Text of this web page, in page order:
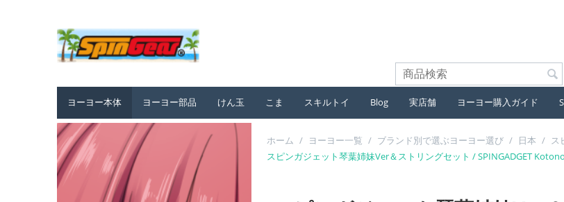
ヨーヨー本体 ヨーヨー部品 けん玉 こま スキルトイ Blog 実店舗 ヨーヨー購入ガイド
ホーム / ヨーヨー一覧 / ブランド別で選ぶヨーヨー選び / 日本 / ス
スピンガジェット琴葉姉妹Ver＆ストリングセット / SPINGADGET